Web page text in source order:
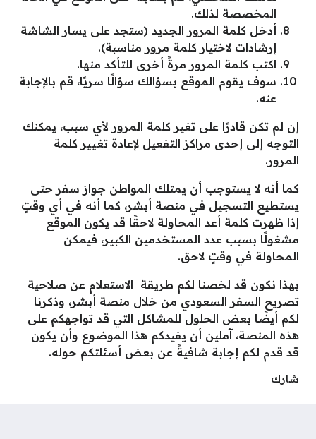
المخصصة لذلك.
أدخل كلمة المرور الجديد (ستجد على يسار الشاشة
إرشادات لاختيار كلمة مرور مناسبة).
اكتب كلمة المرور مرةً أخرى للتأكد منها.
سوف يقوم الموقع بسؤالك سؤالًا سريًا، قم بالإجابة
عنه.
إن لم تكن قادرًا على تغير كلمة المرور لأي سبب، يمكنك
التوجه إلى إحدى مراكز التفعيل لإعادة تغيير كلمة
المرور.
كما أنه لا يستوجب أن يمتلك المواطن جواز سفر حتى
يستطيع التسجيل في منصة أبشر، كما أنه في أي وقتٍ
إذا ظهرت كلمة أعد المحاولة لاحقًا قد يكون الموقع
مشغولًا بسبب عدد المستخدمين الكبير، فيمكن
المحاولة في وقتٍ لاحق.
بهذا نكون قد لخصنا لكم طريقة الاستعلام عن صلاحية
تصريح السفر السعودي من خلال منصة أبشر، وذكرنا
لكم أيضًا بعض الحلول للمشاكل التي قد تواجهكم على
هذه المنصة، آملين أن يفيدكم هذا الموضوع وأن يكون
قد قدم لكم إجابة شافيةً عن بعض أسئلتكم حوله.
شارك